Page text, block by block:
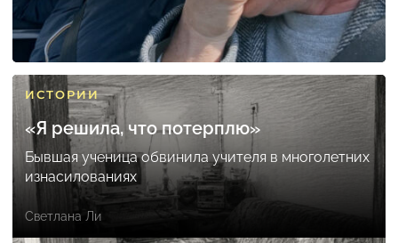
ИСТОРИИ
«Я решила, что потерплю»
Бывшая ученица обвинила учителя в многолетних
изнасилованиях
Светлана Ли